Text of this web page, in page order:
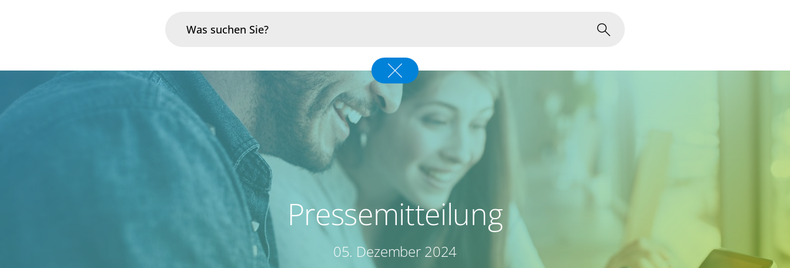
Pressemitteilung
05. Dezember 2024